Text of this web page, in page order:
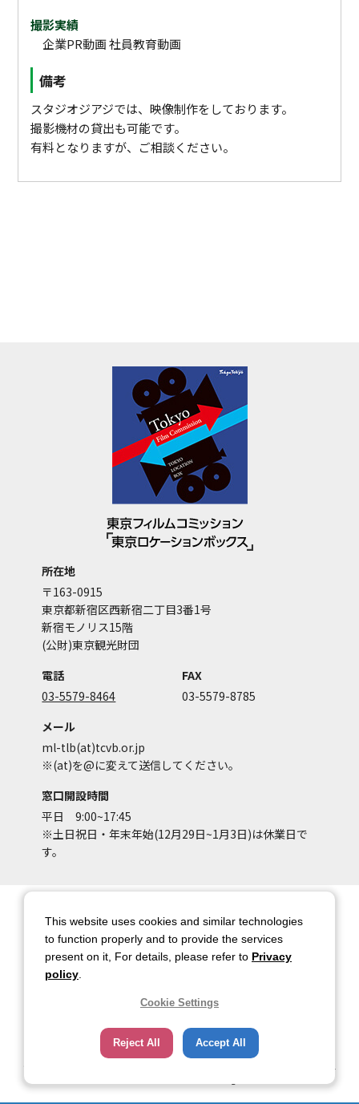
撮影実績
企業PR動画 社員教育動画
備考
スタジオジアジでは、映像制作をしております。
撮影機材の貸出も可能です。
有料となりますが、ご相談ください。
所在地
〒163-0915
東京都新宿区西新宿二丁目3番1号
新宿モノリス15階
(公財)東京観光財団
電話
03-5579-8464
FAX
03-5579-8785
メール
ml-tlb(at)tcvb.or.jp
※(at)を@に変えて送信してください。
窓口開設時間
平日 9:00~17:45
※土日祝日・年末年始(12月29日~1月3日)は休業日で
す。
アカウントポリシー
個人情報保護方針
著作権について
お問い合わせ
都庁総合ページへのリンク
トップページ
This website uses cookies and similar technologies
to function properly and to provide the services
present on it, For details, please refer to Privacy
policy
Cookie Settings
Reject All Accept All